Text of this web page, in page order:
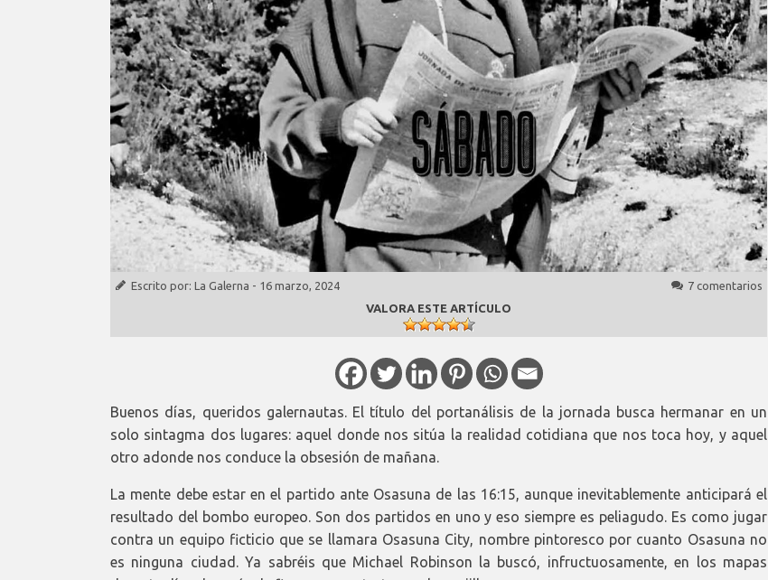
Escrito por: La Galerna - 16 marzo, 2024
7 comentarios
VALORA ESTE ARTÍCULO
Buenos días, queridos galernautas. El título del portanálisis de la jornada busca hermanar en un
solo sintagma dos lugares: aquel donde nos sitúa la realidad cotidiana que nos toca hoy, y aquel
otro adonde nos conduce la obsesión de mañana.
La mente debe estar en el partido ante Osasuna de las 16:15, aunque inevitablemente anticipará el
resultado del bombo europeo. Son dos partidos en uno y eso siempre es peliagudo. Es como jugar
contra un equipo ficticio que se llamara Osasuna City, nombre pintoresco por cuanto Osasuna no
es ninguna ciudad. Ya sabréis que Michael Robinson la buscó, infructuosamente, en los mapas